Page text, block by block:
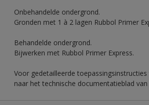
Onbehandelde ondergrond.
Gronden met 1 à 2 lagen Rubbol Primer
Behandelde ondergrond.
Bijwerken met Rubbol Primer Express.
Voor gedetailleerde
naar het technische documentatieblad